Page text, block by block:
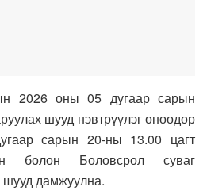
2026 оны 05 дугаар сарын
шууд нэвтрүүлэг өнөөдөр
сарын 20-ны 13.00 цагт
болон Боловсрол суваг
шууд дамжуулна.